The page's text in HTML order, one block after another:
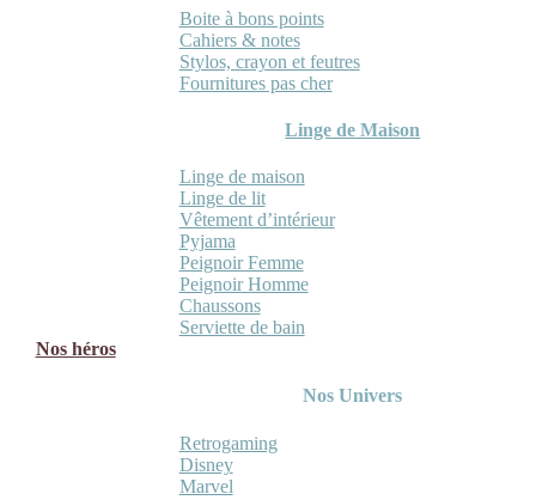
Boite à bons points
Cahiers & notes
Stylos, crayon et feutres
Fournitures pas cher
Linge de Maison
Linge de maison
Linge de lit
Vêtement d’intérieur
Pyjama
Peignoir Femme
Peignoir Homme
Chaussons
Serviette de bain
Nos héros
Nos Univers
Retrogaming
Disney
Marvel